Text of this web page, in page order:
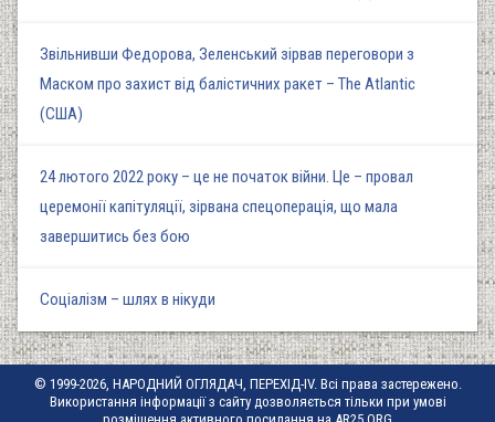
Звільнивши Федорова, Зеленський зірвав переговори з
Маском про захист від балістичних ракет – The Atlantic
(США)
24 лютого 2022 року – це не початок війни. Це – провал
церемонії капітуляції, зірвана спецоперація, що мала
завершитись без бою
Соціалізм – шлях в нікуди
© 1999-2026, НАРОДНИЙ ОГЛЯДАЧ, ПЕРЕХІД-IV. Всі права застережено.
Використання інформації з сайту дозволяється тільки при умові